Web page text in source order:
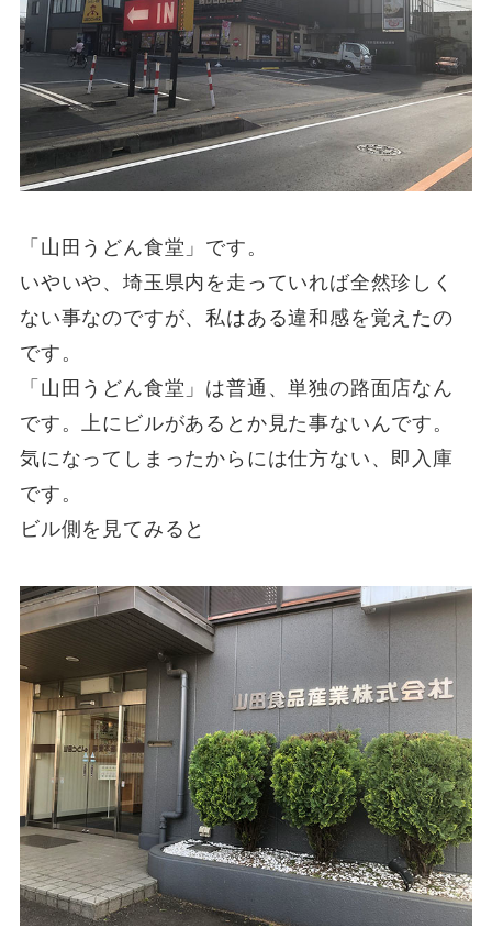
「山田うどん食堂」です。
いやいや、埼玉県内を走っていれば全然珍しく
ない事なのですが、私はある違和感を覚えたの
です。
「山田うどん食堂」は普通、単独の路面店なん
です。上にビルがあるとか見た事ないんです。
気になってしまったからには仕方ない、即入庫
です。
ビル側を見てみると